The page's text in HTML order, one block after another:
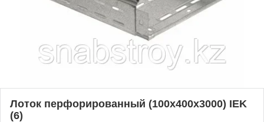
Лоток перфорированный (100х400х3000) IEK
(6)